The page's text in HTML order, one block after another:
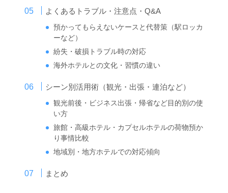
よくあるトラブル・注意点・Q&A
預かってもらえないケースと代替策（駅ロッカ
ーなど）
紛失・破損トラブル時の対応
海外ホテルとの文化・習慣の違い
シーン別活用術（観光・出張・連泊など）
観光前後・ビジネス出張・帰省など目的別の使
い方
旅館・高級ホテル・カプセルホテルの荷物預か
り事情比較
地域別・地方ホテルでの対応傾向
まとめ